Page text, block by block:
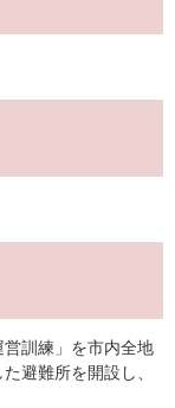
訓練」を市内全地
避難所を開設し、